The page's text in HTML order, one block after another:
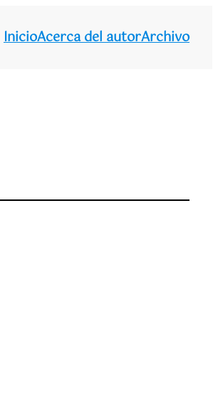
InicioAcerca del autorArchivo